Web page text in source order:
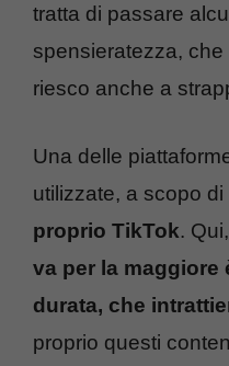
tratta di passare
spensieratezza,
riesco anche a
Una delle
utilizzate, a scopo
proprio TikTok.
va per la maggiore
durata, che
proprio questi